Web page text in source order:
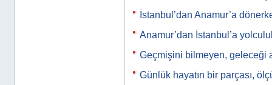
İstanbul’dan Anamur’a
Anamur’dan İstanbul’a
Geçmişini bilmeyen, geleceği
Günlük hayatın bir parçası,